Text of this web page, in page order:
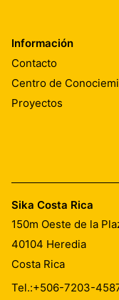
Información
Contacto
Centro de
Proyectos
Sika Costa Rica
150m Oeste de la
40104 Heredia
Costa Rica
Tel.:+506-7203-